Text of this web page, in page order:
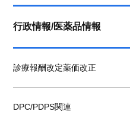
行政情報/医薬品情報
診療報酬改定薬価改正
DPC/PDPS関連